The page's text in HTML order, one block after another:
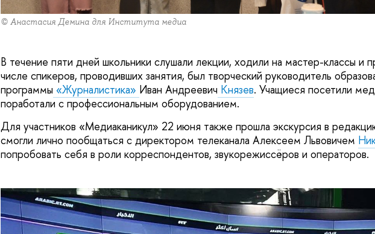
© Анастасия Демина для Института медиа
В течение пяти дней школьники слушали лекции, ходили на мастер-классы и
числе спикеров, проводивших занятия, был творческий руководитель
программы «Журналистика» Иван Андреевич Князев. Учащиеся посетили
поработали с профессиональным оборудованием.
Для участников «Медиаканикул» 22 июня также прошла экскурсия в
смогли лично пообщаться с директором телеканала Алексеем Львовичем
попробовать себя в роли корреспондентов, звукорежиссёров и операторов.